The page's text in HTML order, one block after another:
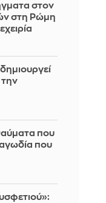
στον
στη Ρώμη
την
που
που